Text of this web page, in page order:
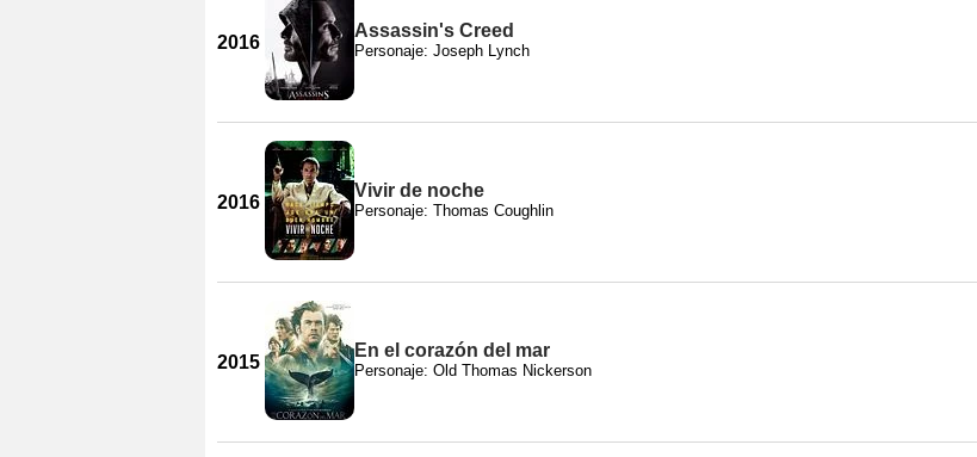
2016
Assassin's Creed
Personaje: Joseph Lynch
2016
Vivir de noche
Personaje: Thomas Coughlin
2015
En el corazón del mar
Personaje: Old Thomas Nickerson